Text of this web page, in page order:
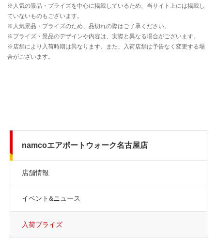
namcoエアポートウォーク名古屋店
店舗情報
イベント&ニュース
入荷プライズ